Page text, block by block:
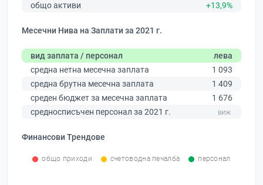
общо активи
+13,9%
Месечни Нива на Заплати за 2021 г.
вид заплата / персонал
лева
средна нетна месечна заплата
1 093
средна брутна месечна заплата
1 409
среден бюджет за месечна заплата
1 676
средносписъчен персонал за 2021 г.
Финансови Трендове
общо приходи счетоводна печалба персонал